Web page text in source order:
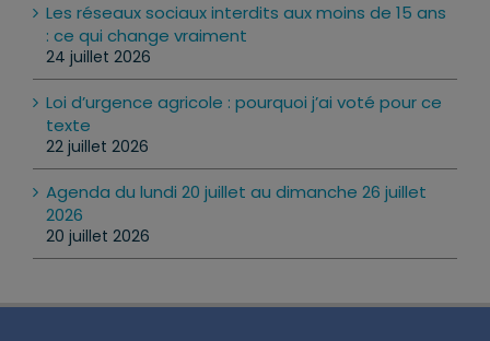
Les réseaux sociaux interdits aux moins de 15 ans
: ce qui change vraiment
24 juillet 2026
Loi d’urgence agricole : pourquoi j’ai voté pour ce
texte
22 juillet 2026
Agenda du lundi 20 juillet au dimanche 26 juillet
2026
20 juillet 2026